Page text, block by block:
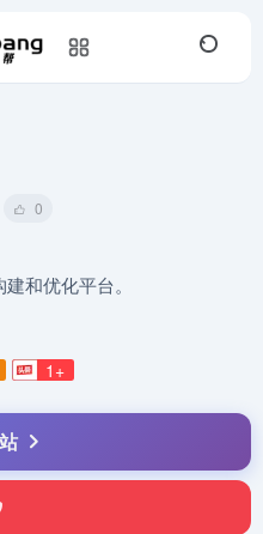
0
和优化平台。
1+